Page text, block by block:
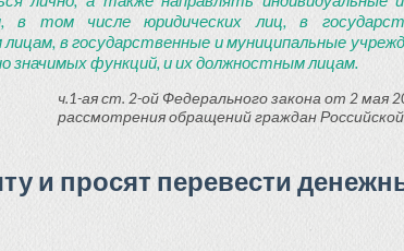
в том числе юридических лиц, в
в государственные и муниципальные
значимых функций, и их должностным лицам.
ч.1-ая ст. 2-ой Федерального закона от 2 мая
рассмотрения обращений граждан
и просят перевести